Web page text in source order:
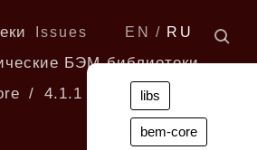
EN RU
Issues
БЭМ-библиотеки
4.1.1 libs
bem-core